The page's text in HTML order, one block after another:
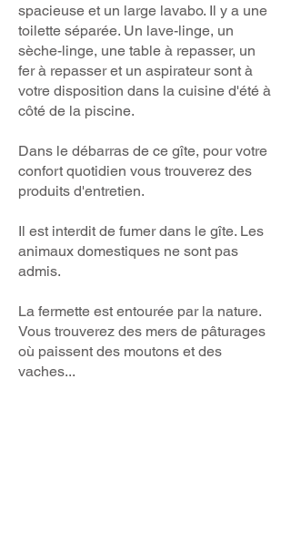
spacieuse et un large lavabo. Il y a une
toilette séparée. Un lave-linge, un
sèche-linge, une table à repasser, un
fer à repasser et un aspirateur sont à
votre disposition dans la cuisine d'été à
côté de la piscine.
Dans le débarras de ce gîte, pour votre
confort quotidien vous trouverez des
produits d'entretien.
Il est interdit de fumer dans le gîte. Les
animaux domestiques ne sont pas
admis.
La fermette est entourée par la nature.
Vous trouverez des mers de pâturages
où paissent des moutons et des
vaches...